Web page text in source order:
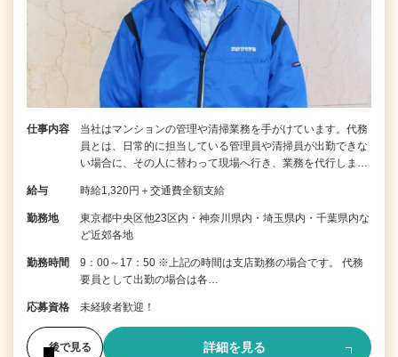
仕事内容
当社はマンションの管理や清掃業務を手がけています。代務
員とは、日常的に担当している管理員や清掃員が出勤できな
い場合に、その人に替わって現場へ行き、業務を代行しま…
給与 時給1,320円＋交通費全額支給
勤務地
東京都中央区他23区内・神奈川県内・埼玉県内・千葉県内な
ど近郊各地
勤務時間
9：00～17：50 ※上記の時間は支店勤務の場合です。 代務
要員として出勤の場合は各…
応募資格 未経験者歓迎！
後で見る 詳細を見る